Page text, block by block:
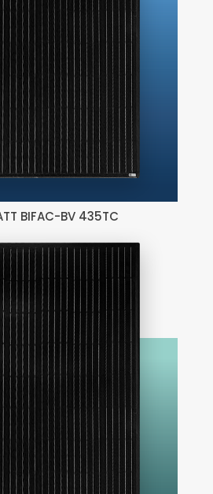
BIFAC-BV 435TC